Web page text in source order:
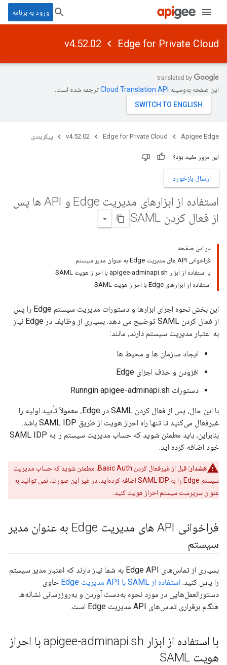
ورود به برنامه
Edge for Private Cloud
v4.52.02
این صفحه به‌وسیله ترجمه شده است.
Apigee Edge
Edge for Private Cloud
v4.52.02 پیکربندی
این مرور مفید بود؟
ارسال بازخورد
استفاده از ابزارهای مدیریت Edge و API ها پس
از فعال کردن SAML
در این صفحه
فراخوانی API های مدیریت Edge به عنوان مدیر سیستم
با استفاده از ابزار apigee-adminapi.sh با احراز هویت SAML
استفاده از ابزارهای Edge با احراز هویت SAML
این بخش نحوه اجرای ابزارها و دستورات مدیریت سیستم Edge را پس
از فعال کردن SAML توضیح می دهد. بسیاری از وظایف در Edge نیاز
به اعتبار مدیریت سیستم دارند، مانند:
ایجاد سازمان ها و محیط ها
افزودن و حذف اجزای Edge
دستورات Runngin apigee-adminapi.sh
با این حال، پس از فعال کردن SAML در Edge، معمولاً تأیید اولیه را
غیرفعال می‌کنید تا تنها راه احراز هویت از طریق SAML IDP باشد.
بنابراین، باید مطمئن شوید که حساب مدیریت سیستم را به SAML IDP
خود اضافه کرده اید.
هشدار:
قبل از غیرفعال کردن Basic Auth، مطمئن شوید که حساب مدیریت
سیستم Edge را به SAML IDP اضافه کرده‌اید. در غیر این صورت، نمی توانید به
عنوان سرپرست سیستم احراز هویت کنید.
فراخوانی API های مدیریت Edge به عنوان مدیر
سیستم
بسیاری از تماس‌های Edge API به شما نیاز دارند که اعتبار مدیر سیستم
را پاس کنید. استفاده از SAML با API مدیریت Edge
حاوی
دستورالعمل‌هایی در مورد نحوه به‌دست آوردن و به‌روزرسانی نشانه‌ها
هنگام برقراری تماس‌های API مدیریت Edge است.
با استفاده از ابزار apigee-adminapi .
sh با احراز
هویت SAML